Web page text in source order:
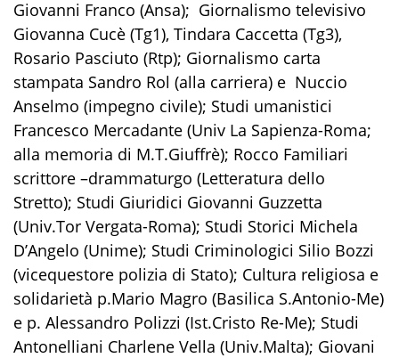
Giovanni Franco (Ansa); Giornalismo televisivo
Giovanna Cucè (Tg1), Tindara Caccetta (Tg3),
Rosario Pasciuto (Rtp); Giornalismo carta
stampata Sandro Rol (alla carriera) e Nuccio
Anselmo (impegno civile); Studi umanistici
Francesco Mercadante (Univ La Sapienza-Roma;
alla memoria di M.T.Giuffrè); Rocco Familiari
scrittore –drammaturgo (Letteratura dello
Stretto); Studi Giuridici Giovanni Guzzetta
(Univ.Tor Vergata-Roma); Studi Storici Michela
D’Angelo (Unime); Studi Criminologici Silio Bozzi
(vicequestore polizia di Stato); Cultura religiosa e
solidarietà p.Mario Magro (Basilica S.Antonio-Me)
e p. Alessandro Polizzi (Ist.Cristo Re-Me); Studi
Antonelliani Charlene Vella (Univ.Malta); Giovani